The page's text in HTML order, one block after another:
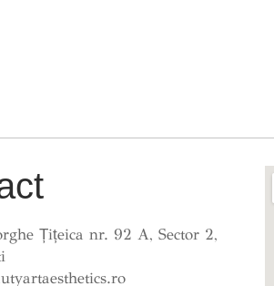
Țițeica nr. 92 A, Sector 2,